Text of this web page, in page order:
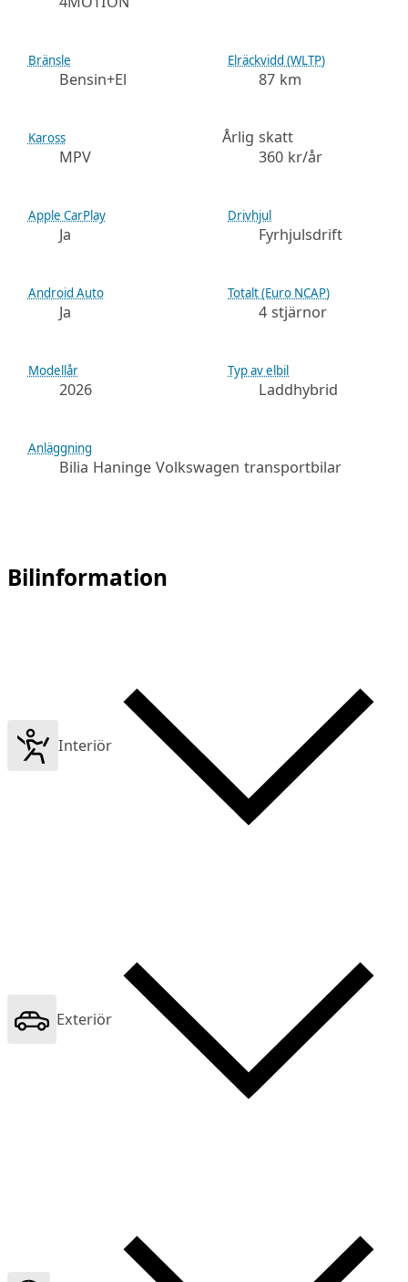
Bränsle
Bensin+El
Elräckvidd (WLTP)
87 km
Kaross
MPV
Årlig skatt
360 kr/år
Apple CarPlay
Ja
Drivhjul
Fyrhjulsdrift
Android Auto
Ja
Totalt (Euro NCAP)
4 stjärnor
Modellår
2026
Typ av elbil
Laddhybrid
Anläggning
Bilia Haninge Volkswagen transportbilar
Bilinformation
Interiör
Exteriör